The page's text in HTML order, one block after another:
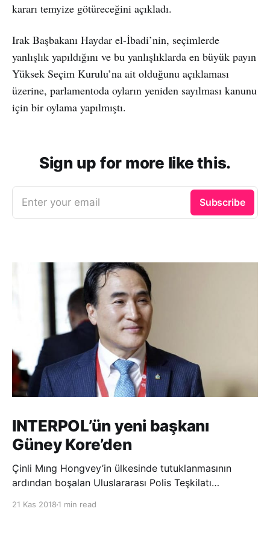
kararı temyize götüreceğini açıkladı.
Irak Başbakanı Haydar el-İbadi’nin, seçimlerde
yanlışlık yapıldığını ve bu yanlışlıklarda en büyük payın
Yüksek Seçim Kurulu’na ait olduğunu açıklaması
üzerine, parlamentoda oyların yeniden sayılması kanunu
için bir oylama yapılmıştı.
Sign up for more like this.
Enter your email Subscribe
INTERPOL’ün yeni başkanı
Güney Kore’den
Çinli Mıng Hongvey’in ülkesinde tutuklanmasının
ardından boşalan Uluslararası Polis Teşkilatı
21 Kas 2018 1 min read